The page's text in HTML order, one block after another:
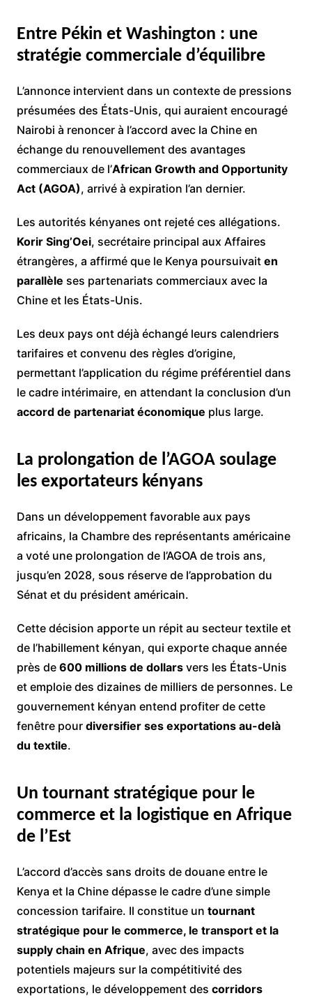
Entre Pékin et Washington : une
stratégie commerciale d’équilibre
L’annonce intervient dans un contexte de pressions
présumées des États-Unis, qui auraient encouragé
Nairobi à renoncer à l’accord avec la Chine en
échange du renouvellement des avantages
commerciaux de l’African Growth and Opportunity
Act (AGOA), arrivé à expiration l’an dernier.
Les autorités kényanes ont rejeté ces allégations.
Korir Sing’Oei, secrétaire principal aux Affaires
étrangères, a affirmé que le Kenya poursuivait en
parallèle ses partenariats commerciaux avec la
Chine et les États-Unis.
Les deux pays ont déjà échangé leurs calendriers
tarifaires et convenu des règles d’origine,
permettant l’application du régime préférentiel dans
le cadre intérimaire, en attendant la conclusion d’un
accord de partenariat économique plus large.
La prolongation de l’AGOA soulage
les exportateurs kényans
Dans un développement favorable aux pays
africains, la Chambre des représentants américaine
a voté une prolongation de l’AGOA de trois ans,
jusqu’en 2028, sous réserve de l’approbation du
Sénat et du président américain.
Cette décision apporte un répit au secteur textile et
de l’habillement kényan, qui exporte chaque année
près de 600 millions de dollarsvers les États-Unis
et emploie des dizaines de milliers de personnes. Le
gouvernement kényan entend profiter de cette
fenêtre pour diversifier ses exportations au-delà
du textile.
Un tournant stratégique pour le
commerce et la logistique en Afrique
de l’Est
L’accord d’accès sans droits de douane entre le
Kenya et la Chine dépasse le cadre d’une simple
concession tarifaire. Il constitue un tournant
stratégique pour le commerce, le transport et la
supply chain en Afrique, avec des impacts
potentiels majeurs sur la compétitivité des
exportations, le développement des corridors